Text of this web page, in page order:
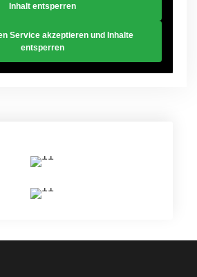
Inhalt entsperren
Service akzeptieren und Inhalte
entsperren